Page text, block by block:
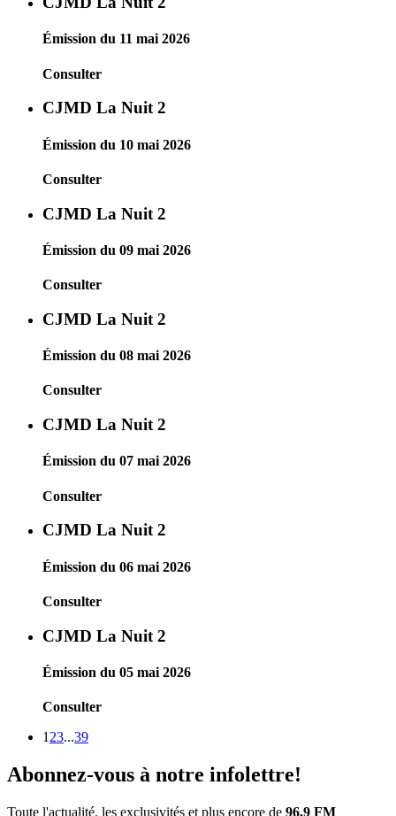
Émission du 11 mai 2026
Consulter
CJMD La Nuit 2
Émission du 10 mai 2026
Consulter
CJMD La Nuit 2
Émission du 09 mai 2026
Consulter
CJMD La Nuit 2
Émission du 08 mai 2026
Consulter
CJMD La Nuit 2
Émission du 07 mai 2026
Consulter
CJMD La Nuit 2
Émission du 06 mai 2026
Consulter
CJMD La Nuit 2
Émission du 05 mai 2026
Consulter
1 23...39
Abonnez-vous à notre infolettre!
Toute l'actualité, les exclusivités et plus encore de 96.9 FM